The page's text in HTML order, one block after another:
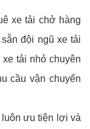
xe tải chở hàng
sẵn đội ngũ xe tải
tải nhỏ chuyên
cầu vận chuyển
luôn ưu tiện lợi và